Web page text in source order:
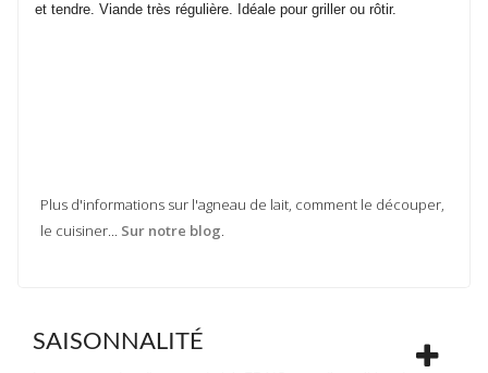
et tendre. Viande très régulière. Idéale pour griller ou rôtir.
Plus d'informations sur l'agneau de lait, comment le découper,
le cuisiner... Sur notre blog.
SAISONNALITÉ